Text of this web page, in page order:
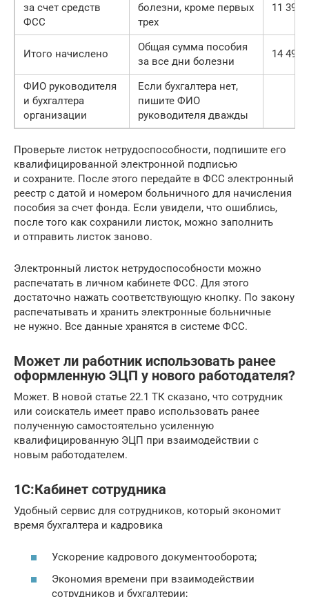
за счет средств
ФСС
болезни, кроме первых
трех
11
Итого начислено
Общая сумма пособия
за все дни болезни
14 498
ФИО руководителя
и бухгалтера
организации
Если бухгалтера нет,
пишите ФИО
руководителя дважды
Проверьте листок нетрудоспособности, подпишите его
квалифицированной электронной подписью
и сохраните. После этого передайте в ФСС электронный
реестр с датой и номером больничного для начисления
пособия за счет фонда. Если увидели, что ошиблись,
после того как сохранили листок, можно заполнить
и отправить листок заново.
Электронный листок нетрудоспособности можно
распечатать в личном кабинете ФСС. Для этого
достаточно нажать соответствующую кнопку. По закону
распечатывать и хранить электронные больничные
не нужно. Все данные хранятся в системе ФСС.
Может ли работник использовать ранее
оформленную ЭЦП у нового работодателя?
Может. В новой статье 22.1 ТК сказано, что сотрудник
или соискатель имеет право использовать ранее
полученную самостоятельно усиленную
квалифицированную ЭЦП при взаимодействии с
новым работодателем.
1С:Кабинет сотрудника
Удобный сервис для сотрудников, который экономит
время бухгалтера и кадровика
Ускорение кадрового документооборота;
Экономия времени при взаимодействии
сотрудников и бухгалтерии;